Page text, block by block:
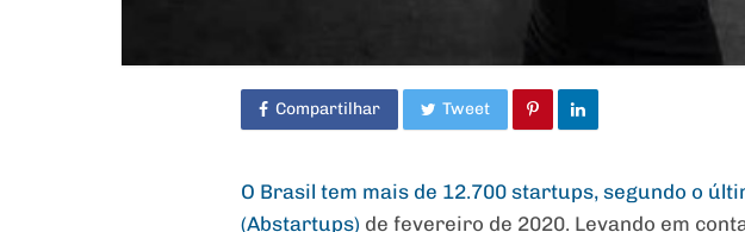
Compartilhar Tweet
O Brasil tem mais de 12.700 startups, segundo o
(Abstartups) de fevereiro de 2020. Levando em